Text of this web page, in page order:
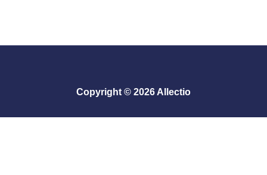
Copyright © 2026 Allectio